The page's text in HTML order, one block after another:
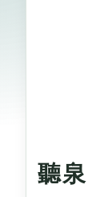
聽泉